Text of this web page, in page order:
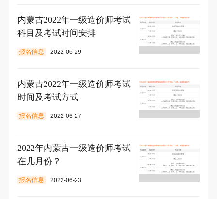
内蒙古2022年一级造价师考试
科目及考试时间安排
报名信息 2022-06-29
内蒙古2022年一级造价师考试
时间及考试方式
报名信息 2022-06-27
2022年内蒙古一级造价师考试
在几月份？
报名信息 2022-06-23